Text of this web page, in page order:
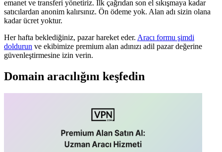
emanet ve transferi yönetiriz. İlk çağrıdan son el sıkışmaya kadar
satıcılardan anonim kalırsınız. Ön ödeme yok. Alan adı sizin olana
kadar ücret yoktur.
Her hafta beklediğiniz, pazar hareket eder. Aracı formu şimdi
doldurun ve ekibimize premium alan adınızı adil pazar değerine
güvenleştirmesine izin verin.
Domain aracılığını keşfedin